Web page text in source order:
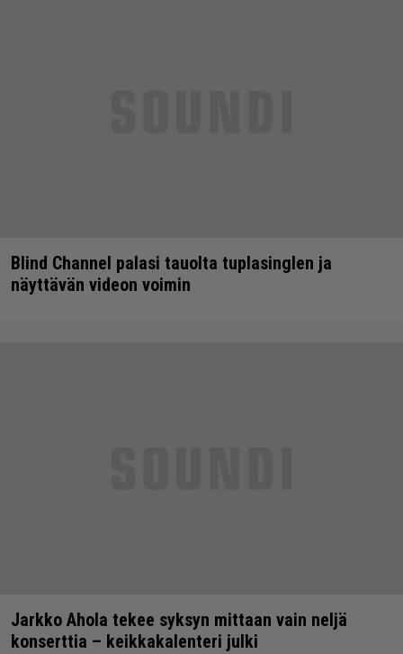
Blind Channel palasi tauolta tuplasinglen ja
näyttävän videon voimin
Jarkko Ahola tekee syksyn mittaan vain neljä
konserttia – keikkakalenteri julki